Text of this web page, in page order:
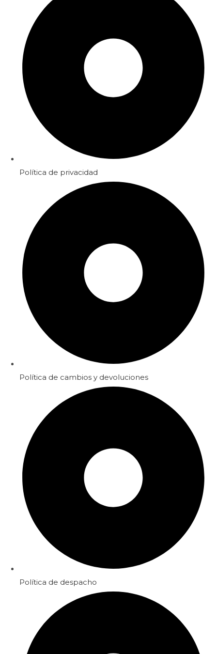
Política de privacidad
Política de cambios y devoluciones
Política de despacho